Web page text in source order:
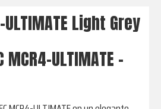
ULTIMATE Light Grey
ULTIMATE -